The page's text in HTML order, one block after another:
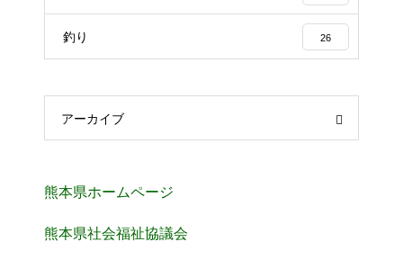
釣り 26
アーカイブ
熊本県ホームページ
熊本県社会福祉協議会